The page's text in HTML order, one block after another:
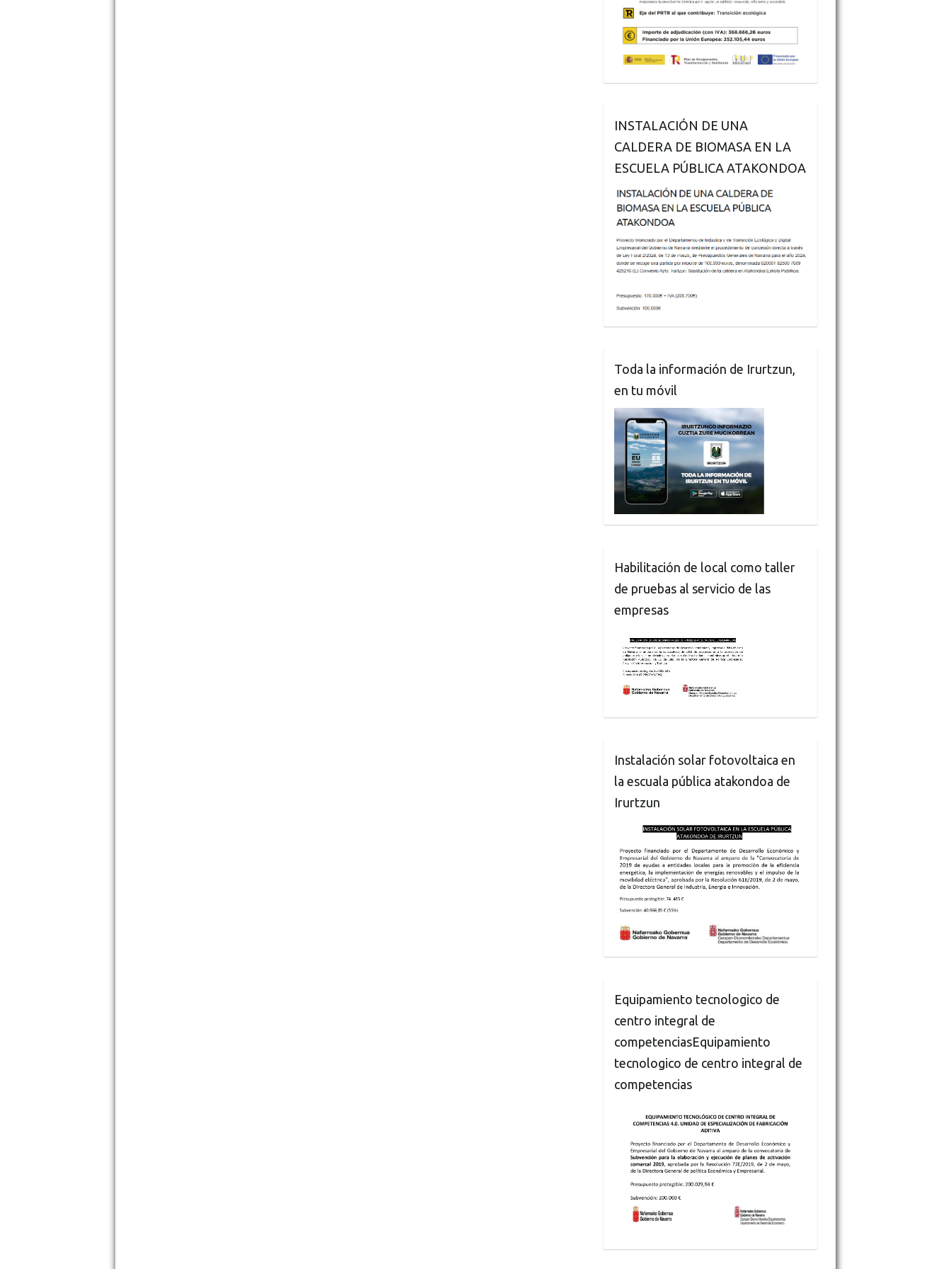
INSTALACIÓN DE UNA
CALDERA DE BIOMASA EN LA
ESCUELA PÚBLICA ATAKONDOA
Toda la información de Irurtzun,
en tu móvil
Habilitación de local como taller
de pruebas al servicio de las
empresas
Instalación solar fotovoltaica en
la escuala pública atakondoa de
Irurtzun
Equipamiento tecnologico de
centro integral de
competenciasEquipamiento
tecnologico de centro integral de
competencias